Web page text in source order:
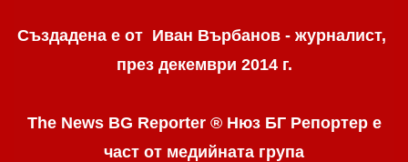
Създадена е от Иван Върбанов - журналист,
през декември 2014 г.
The News BG Reporter ® Нюз БГ Репортере
част от медийната група